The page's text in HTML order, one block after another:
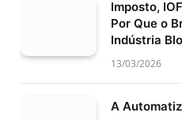
Imposto,
Por Que o
Indústria
13/03/2026
A